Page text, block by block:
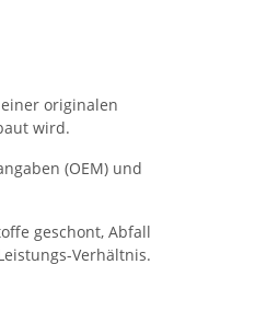
originalen
wird.
(OEM) und
geschont, Abfall
Verhältnis.